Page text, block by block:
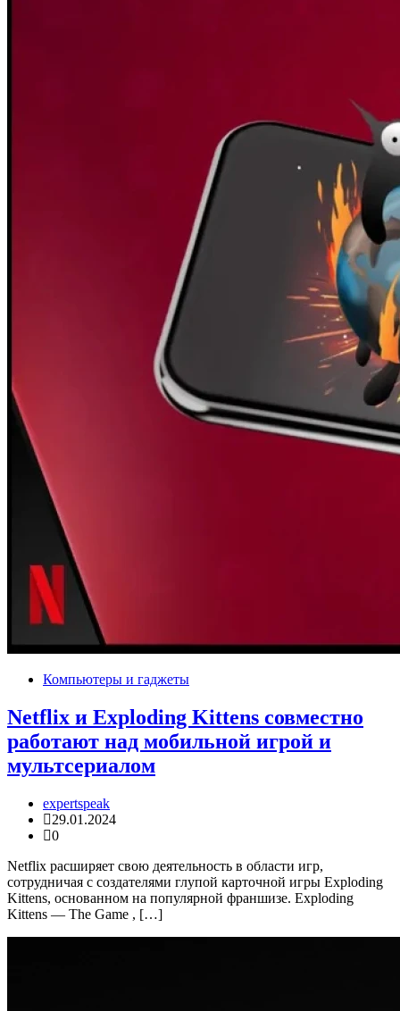
Компьютеры и гаджеты
Netflix и Exploding Kittens совместно
работают над мобильной игрой и
мультсериалом
expertspeak
29.01.2024
0
Netflix расширяет свою деятельность в области игр,
сотрудничая с создателями глупой карточной игры Exploding
Kittens, основанном на популярной франшизе. Exploding
Kittens — The Game , […]